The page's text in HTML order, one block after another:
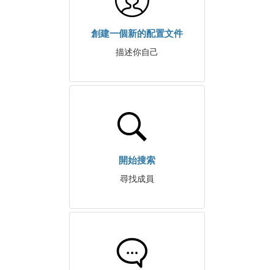
創建一個新的配置文件
描述你自己
開始搜索
尋找成員